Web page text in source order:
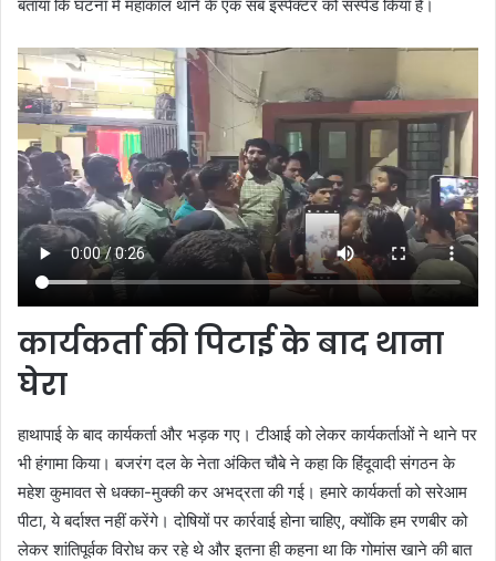
बताया कि घटना में महाकाल थाने के एक सब इंस्पेक्टर को सस्पेंड किया है।
कार्यकर्ता की पिटाई के बाद थाना
घेरा
हाथापाई के बाद कार्यकर्ता और भड़क गए। टीआई को लेकर कार्यकर्ताओं ने थाने पर
भी हंगामा किया। बजरंग दल के नेता अंकित चौबे ने कहा कि हिंदूवादी संगठन के
महेश कुमावत से धक्का-मुक्की कर अभद्रता की गई। हमारे कार्यकर्ता को सरेआम
पीटा, ये बर्दाश्त नहीं करेंगे। दोषियों पर कार्रवाई होना चाहिए, क्योंकि हम रणबीर को
लेकर शांतिपूर्वक विरोध कर रहे थे और इतना ही कहना था कि गोमांस खाने की बात